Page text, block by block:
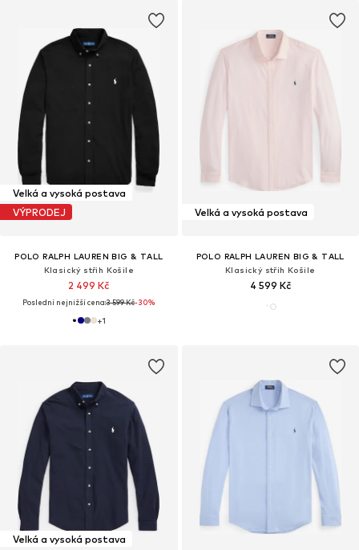
Velká a vysoká postava
VÝPRODEJ
POLO RALPH LAUREN BIG & TALL
Klasický střih Košile
2 499 Kč
Poslední nejnižší cena:3 599 Kč-30%
+1
Velká a vysoká postava
POLO RALPH LAUREN BIG & TALL
Klasický střih Košile
4 599 Kč
Velká a vysoká postava